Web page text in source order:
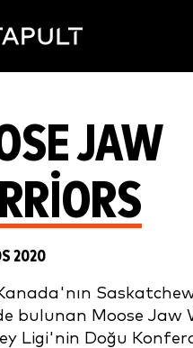
JAW
2020
bulunan Moose Jaw
Ligi'nin Doğu